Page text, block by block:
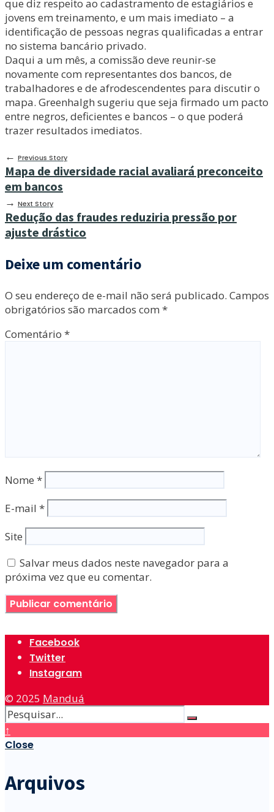
que diz respeito ao cadastramento de estagiários e
jovens em treinamento, e um mais imediato – a
identificação de pessoas negras qualificadas a entrar
no sistema bancário privado.
Daqui a um mês, a comissão deve reunir-se
novamente com representantes dos bancos, de
trabalhadores e de afrodescendentes para discutir o
mapa. Greenhalgh sugeriu que seja firmado um pacto
entre negros, deficientes e bancos – o que poderá
trazer resultados imediatos.
← Previous Story
Mapa de diversidade racial avaliará preconceito
em bancos
→ Next Story
Redução das fraudes reduziria pressão por
ajuste drástico
Deixe um comentário
O seu endereço de e-mail não será publicado. Campos
obrigatórios são marcados com *
Comentário *
Nome *
E-mail *
Site
Salvar meus dados neste navegador para a
próxima vez que eu comentar.
Facebook
Twitter
Instagram
© 2025 Manduá
↑
Close
Arquivos